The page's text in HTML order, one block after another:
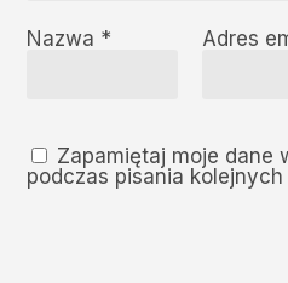
Nazwa * Adres
Zapamiętaj moje dane
podczas pisania